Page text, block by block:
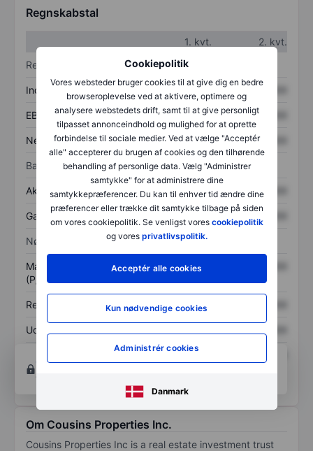
Cookiepolitik
Vores websteder bruger cookies til at give dig en bedre
browseroplevelse ved at aktivere, optimere og
analysere webstedets drift, samt til at give personligt
tilpasset annonceindhold og mulighed for at oprette
forbindelse til sociale medier. Ved at vælge "Acceptér
alle" accepterer du brugen af cookies og den tilhørende
behandling af personlige data. Vælg "Administrer
samtykke" for at administrere dine
samtykkepræferencer. Du kan til enhver tid ændre dine
præferencer eller trække dit samtykke tilbage på siden
om vores cookiepolitik. Se venligst vores cookiepolitik
og vores privatlivspolitik.
Acceptér alle cookies
Kun nødvendige cookies
Administrér cookies
Danmark
Regnskabstal
1. kvt.
2. kvt.
Resultatopgørelse
Indtægter XXXXXXX
EBITDA XXXXXXX XXXXXXX
Nettoresultat XXXXXXX XXXXXXX
Balance
Aktiver i alt XXXXXXX XXXXXXX
Gæld XXXXXXX
Nøgletal
Markedsværdi/omsætning
(P/S)
XXXXXXX
Resultat pr. aktie (EPS) XXXXXXX
Udbytte pr. aktie
Afkast af egenkapital XXXXXXX
Opret kontofor at få adgang til flere diagrammer
og analyse værktøjer.
Om Cousins Properties Inc.
Cousins Properties Inc is a real estate investment trust